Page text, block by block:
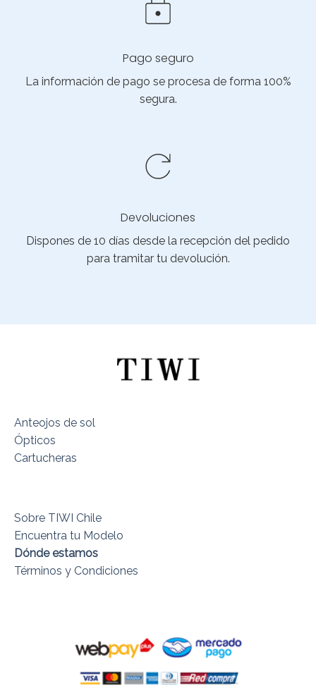
Pago seguro
La información de pago se procesa de forma 100%
segura.
Devoluciones
Dispones de 10 días desde la recepción del pedido
para tramitar tu devolución.
Anteojos de sol
Ópticos
Cartucheras
Sobre TIWI Chile
Encuentra tu Modelo
Dónde estamos
Términos y Condiciones